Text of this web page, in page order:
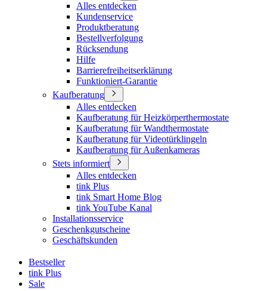
Alles entdecken
Kundenservice
Produktberatung
Bestellverfolgung
Rücksendung
Hilfe
Barrierefreiheitserklärung
Funktioniert-Garantie
Kaufberatung
Alles entdecken
Kaufberatung für Heizkörperthermostate
Kaufberatung für Wandthermostate
Kaufberatung für Videotürklingeln
Kaufberatung für Außenkameras
Stets informiert
Alles entdecken
tink Plus
tink Smart Home Blog
tink YouTube Kanal
Installationsservice
Geschenkgutscheine
Geschäftskunden
Bestseller
tink Plus
Sale